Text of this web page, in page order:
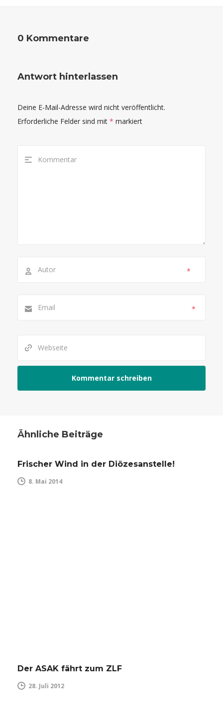
0 Kommentare
Antwort hinterlassen
Deine E-Mail-Adresse wird nicht veröffentlicht.
Erforderliche Felder sind mit * markiert
*
*
Ähnliche Beiträge
Frischer Wind in der Diözesanstelle!
8. Mai 2014
Der ASAK fährt zum ZLF
28. Juli 2012